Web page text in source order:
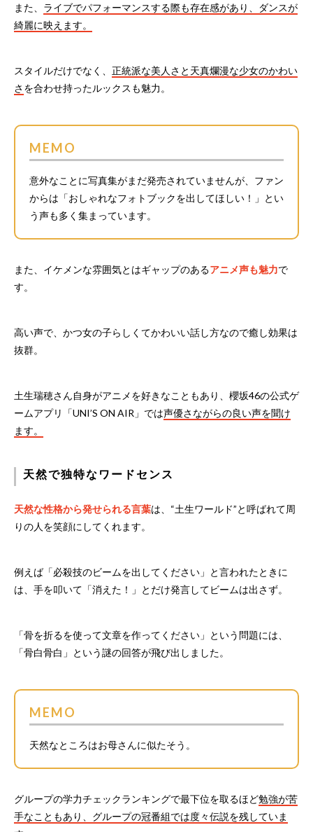
また、 ライブでパフォーマンスする際も存在感があり、ダンスが
綺麗に映えます。
スタイルだけでなく、 正統派な美人さと天真爛漫な少女のかわい
さ を合わせ持ったルックスも魅力。
MEMO
意外なことに写真集がまだ発売されていませんが、ファン
からは「おしゃれなフォトブックを出してほしい！」とい
う声も多く集まっています。
また、イケメンな雰囲気とはギャップのあるアニメ声も魅力で
す。
高い声で、かつ女の子らしくてかわいい話し方なので癒し効果は
抜群。
土生瑞穂さん自身がアニメを好きなこともあり、櫻坂46の公式ゲ
ームアプリ「UNI’S ON AIR」では声優さながらの良い声を聞け
ます。
天然で独特なワードセンス
天然な性格から発せられる言葉は、“土生ワールド”と呼ばれて周
りの人を笑顔にしてくれます。
例えば「必殺技のビームを出してください」と言われたときに
は、手を叩いて「消えた！」とだけ発言してビームは出さず。
「骨を折るを使って文章を作ってください」という問題には、
「骨白骨白」という謎の回答が飛び出しました。
MEMO
天然なところはお母さんに似たそう。
グループの学力チェックランキングで最下位を取るほど勉強が苦
手なこともあり、グループの冠番組では度々伝説を残していま